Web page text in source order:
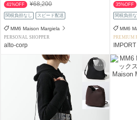
41%OFF ¥68,200
関税負担なし スピード配送
MM6 Maison Margiela
PERSONAL SHOPPER
alto-corp
35%OFF
関税負担
MM6
PREMIUM